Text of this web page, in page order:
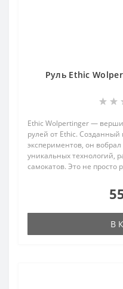
Руль Ethic
Ethic Wolpertinger —
рулей от Ethic. Созданный
экспериментов, он
уникальных технологий,
самокатов. Это не просто
В